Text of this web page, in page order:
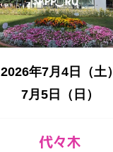
2026年7月4日（土）
7月5日（日）
代々木